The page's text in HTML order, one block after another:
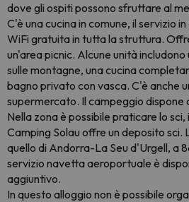
dove gli ospiti possono sfruttare al
C'è una cucina in comune, il servizio
WiFi gratuita in tutta la struttura.
un'area picnic. Alcune unità
sulle montagne, una cucina
bagno privato con vasca. C'è anche
supermercato. Il campeggio dispone
Nella zona è possibile praticare lo sci,
Camping Solau offre un deposito sci.
quello di Andorra-La Seu d'Urgell, a
servizio navetta aeroportuale è
aggiuntivo.
In questo alloggio non è possibile